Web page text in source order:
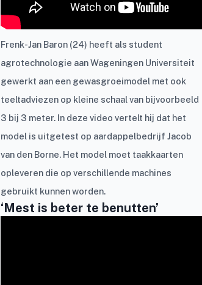
Frenk-Jan Baron (24) heeft als student
agrotechnologie aan Wageningen Universiteit
gewerkt aan een gewasgroeimodel met ook
teeltadviezen op kleine schaal van bijvoorbeeld
3 bij 3 meter. In deze video vertelt hij dat het
model is uitgetest op aardappelbedrijf Jacob
van den Borne. Het model moet taakkaarten
opleveren die op verschillende machines
gebruikt kunnen worden.
‘Mest is beter te benutten’